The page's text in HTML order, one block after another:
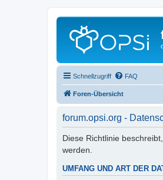
Schnellzugriff FAQ
Foren-Übersicht
forum.opsi.org -
Diese Richtlinie
werden.
UMFANG UND ART DER